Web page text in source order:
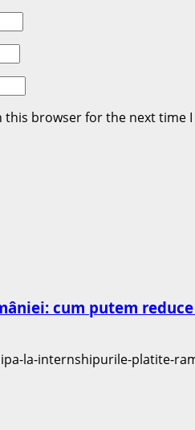
this browser for the next time
cum putem